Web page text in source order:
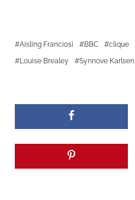
Aisling Franciosi BBC clique
Louise Brealey
Synnove Karlsen